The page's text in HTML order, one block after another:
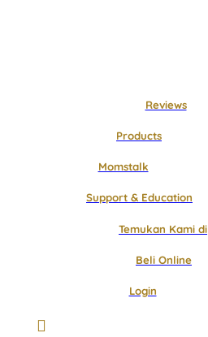
Reviews
Products
Momstalk
Support & Education
Temukan Kami di
Beli Online
Login